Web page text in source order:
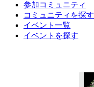
参加コミュニティ
コミュニティを探す
イベント一覧
イベントを探す